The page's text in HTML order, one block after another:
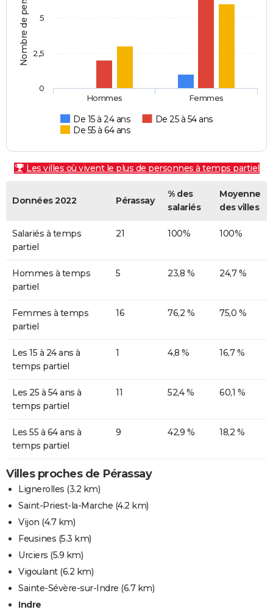
De 15 à 24 ans
De 25 à 54 ans
De 55 à 64 ans
Hommes Femmes
0
2,5
5
Les villes où vivent le plus de personnes à temps partiel
Données 2022 Pérassay
% des
salariés
Moyenne
des villes
Salariés à temps
partiel
21 100% 100%
Hommes à temps
partiel
5 23,8 % 24,7 %
Femmes à temps
partiel
16 76,2 % 75,0 %
Les 15 à 24 ans à
temps partiel
1 4,8 % 16,7 %
Les 25 à 54 ans à
temps partiel
11 52,4 % 60,1 %
Les 55 à 64 ans à
temps partiel
9 42,9 % 18,2 %
Villes proches de Pérassay
Lignerolles (3.2 km)
Saint-Priest-la-Marche (4.2 km)
Vijon (4.7 km)
Feusines (5.3 km)
Urciers (5.9 km)
Vigoulant(6.2 km)
Sainte-Sévère-sur-Indre (6.7 km)
Indre